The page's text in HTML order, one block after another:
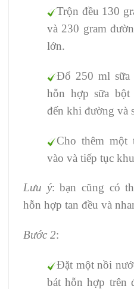
Trộn đều 130
và 230 gram
lớn.
Đổ 250 ml sữa
hỗn hợp sữa bột
đến khi đường và
Cho thêm một
vào và tiếp tục
Lưu ý: bạn cũng có
hỗn hợp tan đều và
Bước 2:
Đặt một nồi
bát hỗn hợp trên